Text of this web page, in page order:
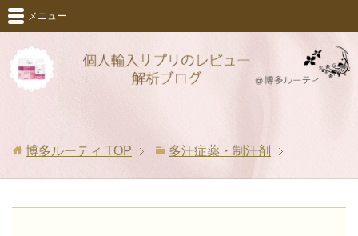
メニュー
博多ルーティ TOP 多汗症薬・制汗剤